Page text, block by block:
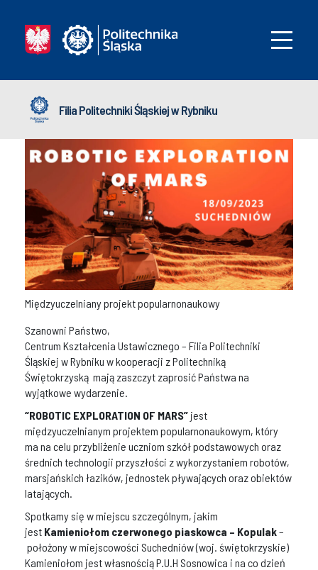
Filia Politechniki Śląskiej w Rybniku
Międzyuczelniany projekt popularnonaukowy
Szanowni Państwo,
Centrum Kształcenia Ustawicznego – Filia Politechniki
Śląskiej w Rybniku w kooperacji z Politechniką
Świętokrzyską mają zaszczyt zaprosić Państwa na
wyjątkowe wydarzenie.
“ROBOTIC EXPLORATION OF MARS” jest
międzyuczelnianym projektem popularnonaukowym, który
ma na celu przybliżenie uczniom szkół podstawowych oraz
średnich technologii przyszłości z wykorzystaniem robotów,
marsjańskich łazików, jednostek pływających oraz obiektów
latających.
Spotkamy się w miejscu szczególnym, jakim
jest Kamieniołom czerwonego piaskowca – Kopulak–
położony w miejscowości Suchedniów (woj. świętokrzyskie)
Kamieniołom jest własnością P.U.H Sosnowica i na co dzień